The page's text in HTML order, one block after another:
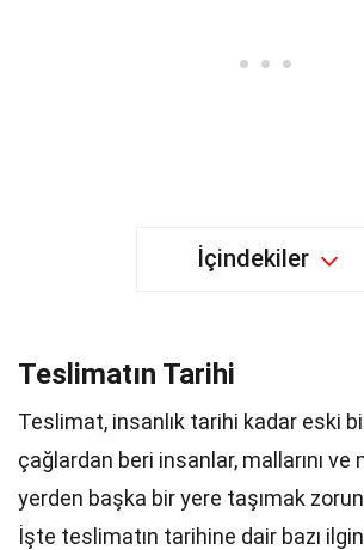
İçindekiler
Teslimatın Tarihi
Teslimat, insanlık tarihi kadar eski
çağlardan beri insanlar, mallarını ve
yerden başka bir yere taşımak
İşte teslimatın tarihine dair bazı